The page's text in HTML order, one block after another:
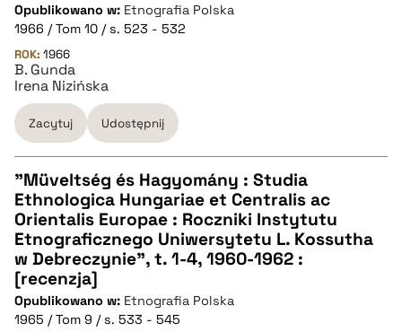
Opublikowano w: Etnografia Polska
1966 / Tom 10 / s. 523 - 532
ROK: 1966
B. Gunda
Irena Nizińska
Zacytuj Udostępnij
CZYSTY TEKST
pobierz cytat
BIBTEX
"Müveltség és Hagyomány : Studia
Ethnologica Hungariae et Centralis ac
Orientalis Europae : Roczniki Instytutu
Etnograficznego Uniwersytetu L. Kossutha
w Debreczynie", t. 1-4, 1960-1962 :
[recenzja]
Opublikowano w: Etnografia Polska
1965 / Tom 9 / s. 533 - 545